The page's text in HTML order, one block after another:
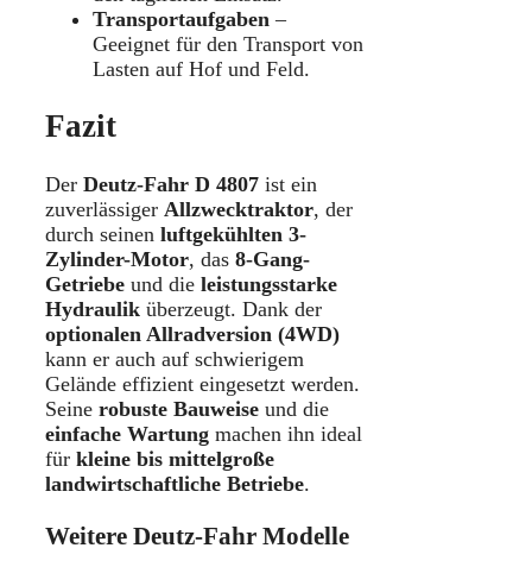
Transportaufgaben –
Geeignet für den Transport von
Lasten auf Hof und Feld.
Fazit
Der Deutz-Fahr D 4807 ist ein
zuverlässiger Allzwecktraktor, der
durch seinen luftgekühlten 3-
Zylinder-Motor, das 8-Gang-
Getriebe und die leistungsstarke
Hydraulik überzeugt. Dank der
optionalen Allradversion (4WD)
kann er auch auf schwierigem
Gelände effizient eingesetzt werden.
Seine robuste Bauweise und die
einfache Wartung machen ihn ideal
für kleine bis mittelgroße
landwirtschaftliche Betriebe.
Weitere Deutz-Fahr Modelle